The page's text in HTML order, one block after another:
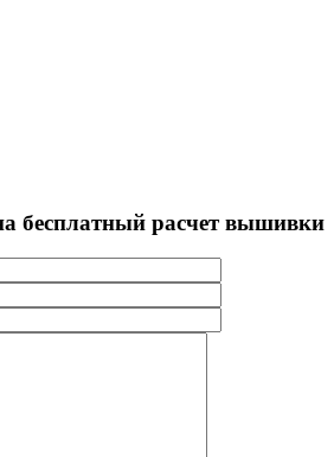
бесплатный расчетвышивки